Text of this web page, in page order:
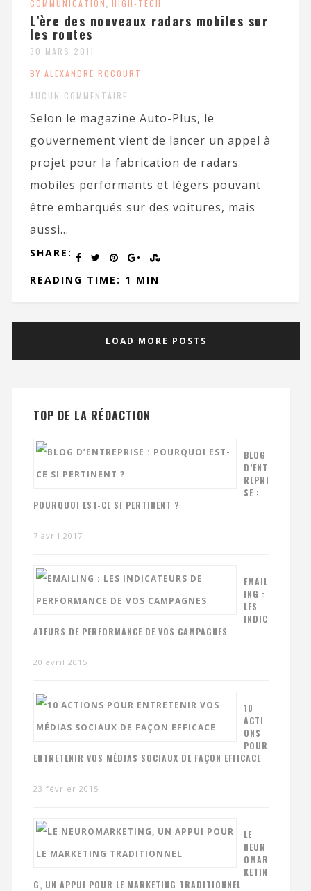
COMMUNICATION , HIGH-TECH
L’ère des nouveaux radars mobiles sur
les routes
30 MARS 2011
BY ALEXANDRE ROCOURT
AUCUN COMMENTAIRE
Selon le magazine Auto-Plus, le
gouvernement vient de lancer un appel à
projet pour la fabrication de radars
mobiles performants et légers pouvant
être embarqués sur des voitures, mais
aussi...
SHARE:
READING TIME: 1 MIN
LOAD MORE POSTS
TOP DE LA RÉDACTION
BLOG
D’ENT
REPRI
SE :
POURQUOI EST-CE SI PERTINENT ?
7 avril 2017
EMAIL
ING :
LES
INDIC
ATEURS DE PERFORMANCE DE VOS CAMPAGNES
20 avril 2015
10
ACTI
ONS
POUR
ENTRETENIR VOS MÉDIAS SOCIAUX DE FAÇON EFFICACE
23 février 2015
LE
NEUR
OMAR
KETIN
G, UN APPUI POUR LE MARKETING TRADITIONNEL